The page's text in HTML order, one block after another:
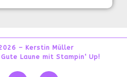
– Kerstin Müller
Laune mit Stampin‘ Up!